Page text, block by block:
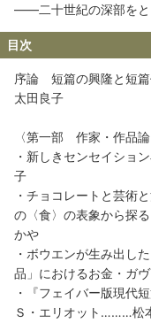
――二十世紀の深部をと
目次
序論 短篇の興隆と短
太田良子
〈第一部 作家・作品論
・新しきセンセイシ
子
・チョコレートと芸術
の〈食〉の表象から探
かや
・ボウエンが生み出し
品」におけるお金・ガ
・『フェイバー版現代
Ｓ・エリオット………松